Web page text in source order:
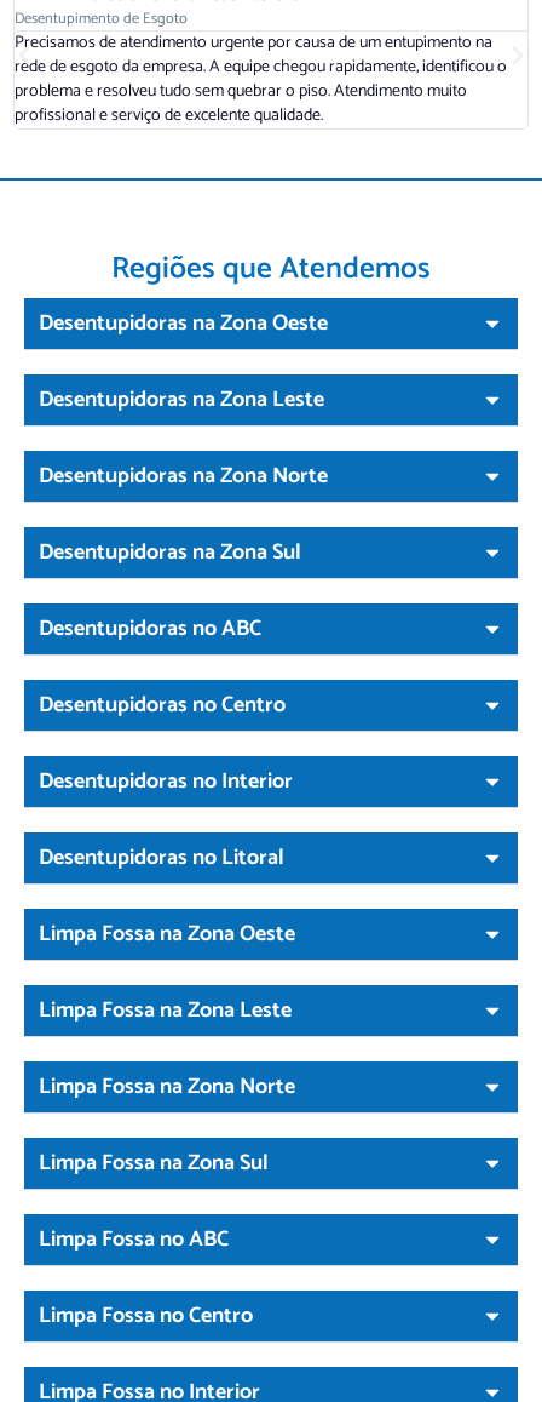
Desentupimento de Esgoto
Precisamos de atendimento urgente por causa de um entupimento na
rede de esgoto da empresa. A equipe chegou rapidamente, identificou o
problema e resolveu tudo sem quebrar o piso. Atendimento muito
profissional e serviço de excelente qualidade.
Regiões que Atendemos
Desentupidoras na Zona Oeste
Desentupidoras na Zona Leste
Desentupidoras na Zona Norte
Desentupidoras na Zona Sul
Desentupidoras no ABC
Desentupidoras no Centro
Desentupidoras no Interior
Desentupidoras no Litoral
Limpa Fossa na Zona Oeste
Limpa Fossa na Zona Leste
Limpa Fossa na Zona Norte
Limpa Fossa na Zona Sul
Limpa Fossa no ABC
Limpa Fossa no Centro
Limpa Fossa no Interior